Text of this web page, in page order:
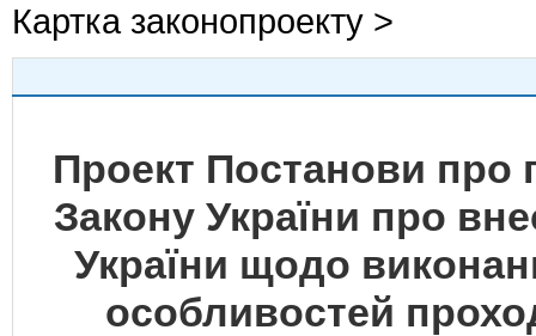
Картка законопроекту >
Проект Постанови про
Закону України про
України щодо
особливостей